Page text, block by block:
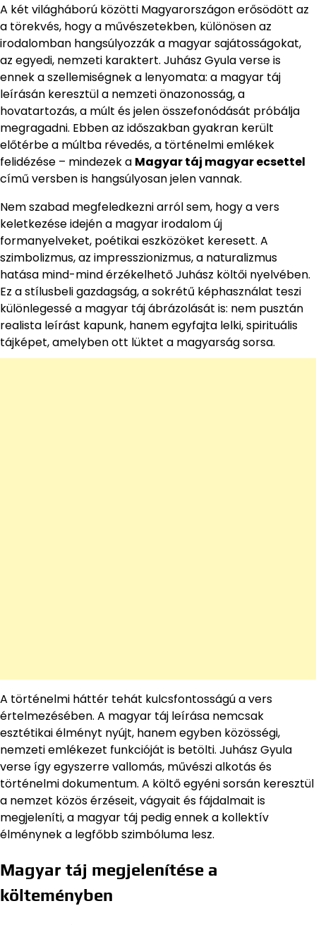
A két világháború közötti Magyarországon erősödött az
a törekvés, hogy a művészetekben, különösen az
irodalomban hangsúlyozzák a magyar sajátosságokat,
az egyedi, nemzeti karaktert. Juhász Gyula verse is
ennek a szellemiségnek a lenyomata: a magyar táj
leírásán keresztül a nemzeti önazonosság, a
hovatartozás, a múlt és jelen összefonódását próbálja
megragadni. Ebben az időszakban gyakran került
előtérbe a múltba révedés, a történelmi emlékek
felidézése – mindezek a Magyar táj magyar ecsettel
című versben is hangsúlyosan jelen vannak.
Nem szabad megfeledkezni arról sem, hogy a vers
keletkezése idején a magyar irodalom új
formanyelveket, poétikai eszközöket keresett. A
szimbolizmus, az impresszionizmus, a naturalizmus
hatása mind-mind érzékelhető Juhász költői nyelvében.
Ez a stílusbeli gazdagság, a sokrétű képhasználat teszi
különlegessé a magyar táj ábrázolását is: nem pusztán
realista leírást kapunk, hanem egyfajta lelki, spirituális
tájképet, amelyben ott lüktet a magyarság sorsa.
A történelmi háttér tehát kulcsfontosságú a vers
értelmezésében. A magyar táj leírása nemcsak
esztétikai élményt nyújt, hanem egyben közösségi,
nemzeti emlékezet funkcióját is betölti. Juhász Gyula
verse így egyszerre vallomás, művészi alkotás és
történelmi dokumentum. A költő egyéni sorsán keresztül
a nemzet közös érzéseit, vágyait és fájdalmait is
megjeleníti, a magyar táj pedig ennek a kollektív
élménynek a legfőbb szimbóluma lesz.
Magyar táj megjelenítése a
költeményben